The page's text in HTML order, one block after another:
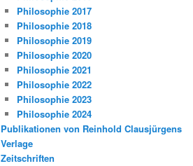
Philosophie 2017
Philosophie 2018
Philosophie 2019
Philosophie 2020
Philosophie 2021
Philosophie 2022
Philosophie 2023
Philosophie 2024
Publikationen von Reinhold Clausjürgens
Verlage
Zeitschriften